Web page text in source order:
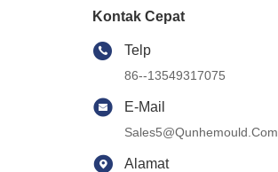
Kontak Cepat
Telp
86--13549317075
E-Mail
Sales5@qunhemould.com
Alamat